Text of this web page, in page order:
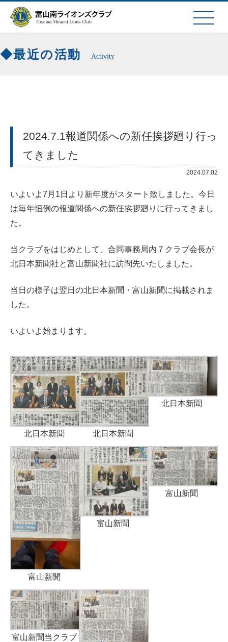
最近の活動 Activity
2024.7.1報道関係への新任挨拶廻り行っ
てきました
2024.07.02
いよいよ7月1日より新年度がスタート致しました。今日
は毎年恒例の報道関係への新任挨拶廻りに行ってきまし
た。
当クラブをはじめとして、合同事務局内７クラブ会長が
北日本新聞社と富山新聞社に訪問先いたしました。
当日の様子は翌日の北日本新聞・富山新聞に掲載されま
した。
いよいよ始まります。
北日本新聞 北日本新聞
北日本新聞
富山新聞
富山新聞
富山新聞
富山新聞当クラブ